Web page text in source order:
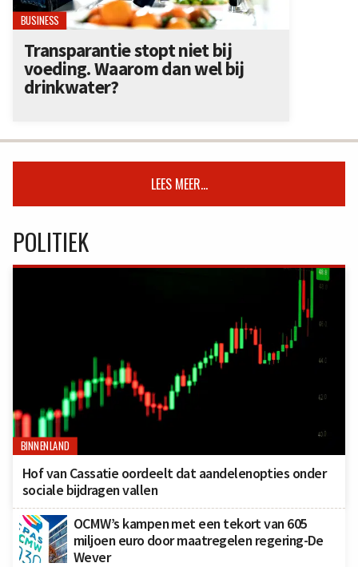
BUSINESS
Transparantie stopt niet bij
voeding. Waarom dan wel bij
drinkwater?
LEES MEER...
POLITIEK
BINNENLAND
Hof van Cassatie oordeelt dat aandelenopties onder
sociale bijdragen vallen
OCMW’s kampen met een tekort van 605
miljoen euro door maatregelen regering-De
Wever